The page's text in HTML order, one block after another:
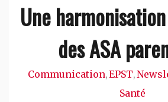
Une
des ASA
Communication,EPST,
Santé